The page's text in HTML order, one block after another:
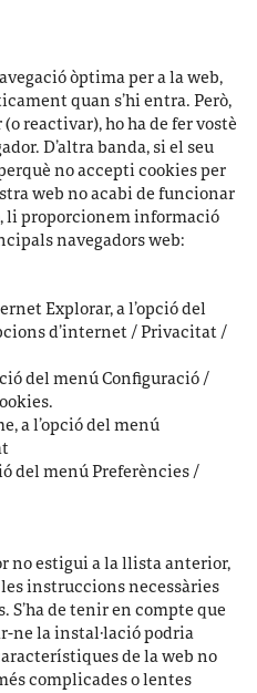
òptima per a la web,
quan s’hi entra. Però,
reactivar), ho ha de fer vostè
D’altra banda, si el seu
no accepti cookies per
web no acabi de funcionar
li proporcionem informació
navegadors web:
Explorar, a l’opció del
d’internet / Privacitat /
del menú Configuració /
a l’opció del menú
del menú Preferències /
no estigui a la llista anterior,
instruccions necessàries
de tenir en compte que
ne la instal·lació podria
de la web no
complicades o lentes